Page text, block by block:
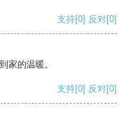
支持[0] 反对[0]
家的温暖。
支持[0] 反对[0]